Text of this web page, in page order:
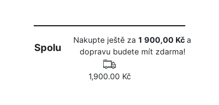
Spolu
Nakupte ještě za1 900,00 Kča
dopravu budete mít zdarma!
1,900.00 Kč